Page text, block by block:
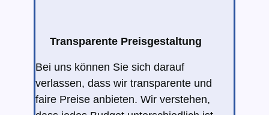
Transparente Preisgestaltung
Bei uns können Sie sich darauf
verlassen, dass wir transparente und
faire Preise anbieten. Wir verstehen,